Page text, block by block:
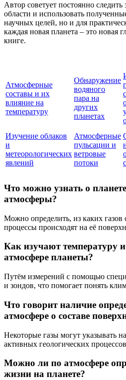
Автор советует постоянно
области и использовать
научных целей, но и для
каждая новая планета – это новая
книге.
Атмосферные
составы и их
влияние на
температуру
Обнаружение
водяного
пара на
других
планетах
Изучение облаков
и
метеорологических
явлений
Атмосферные
пульсации и
ветровые
потоки
Что можно узнать о планете
атмосферы?
Можно определить, из каких газов
процессы происходят на её
Как изучают температуру
атмосфере планеты?
Путём измерений с помощью
и зондов, что помогает понять
Что говорит наличие
атмосфере о составе
Некоторые газы могут указывать
активных геологических
Можно ли по атмосфере
жизни на планете?